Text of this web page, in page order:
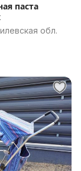
паста
обл.